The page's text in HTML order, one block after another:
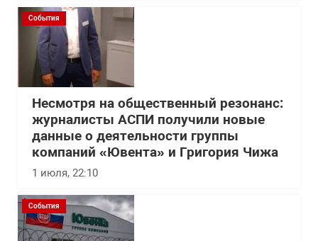
События
Несмотря на общественный резонанс:
журналисты АСПИ получили новые
данные о деятельности группы
компаний «Ювента» и Григория Чижа
1 июля, 22:10
События